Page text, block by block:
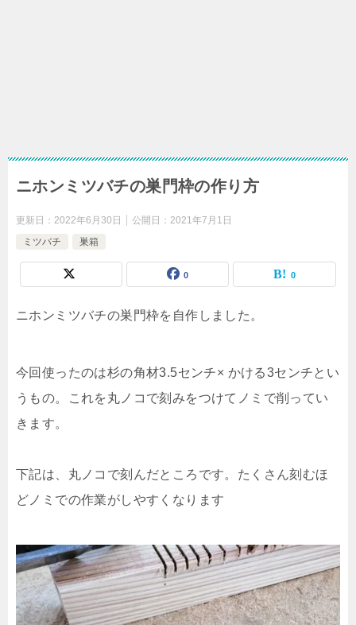
ニホンミツバチの巣門枠の作り方
更新日： 2022年6月30日 公開日： 2021年7月1日
ミツバチ
巣箱
0 0
ニホンミツバチの巣門枠を自作しました。
今回使ったのは杉の角材3.5センチ× かける3センチとい
うもの。
これを丸ノコで刻みをつけてノミで削ってい
きます。
下記は、丸ノコで刻んだところです。たくさん刻むほ
どノミでの作業がしやすくなります